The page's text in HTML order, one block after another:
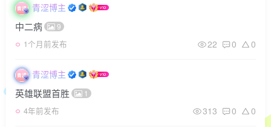
青涩博主
中二病 9
1个月前发布 22 0 0
青涩博主
英雄联盟首胜 1
4年前发布 313 0 0